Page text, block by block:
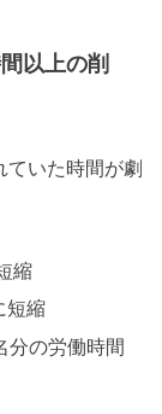
以上の削
いた時間が劇
縮
短縮
分の労働時間